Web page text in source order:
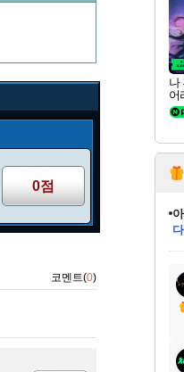
0점
코멘트(0)
나
어
이
tion